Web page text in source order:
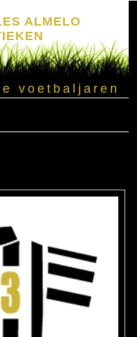
ALMELO
voetbaljaren